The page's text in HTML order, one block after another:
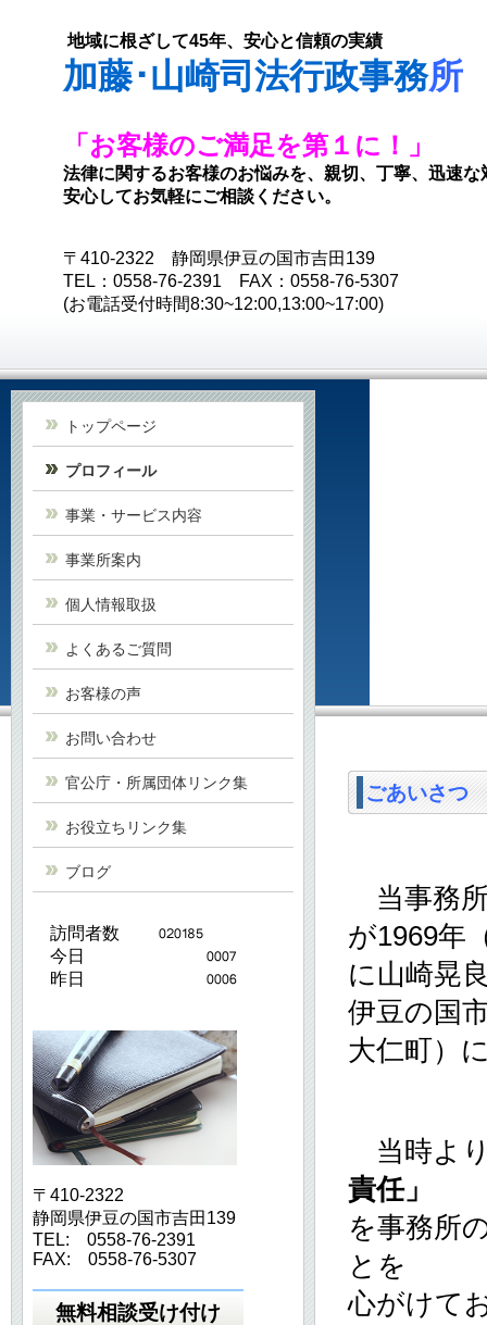
地域に根ざして45年、安心と信頼の実績
加藤･山崎司法行政事務所
「お客様のご満足を第１に！」
法律に関するお客様のお悩みを、親切、丁寧、迅速
安心してお気軽にご相談ください。
〒410-2322 静岡県伊豆の国市吉田139
TEL：0558-76-2391 FAX：0558-76-5307
(お電話受付時間8:30~12:00,13:00~17:00)
トップページ
プロフィール
事業・サービス内容
事業所案内
個人情報取扱
よくあるご質問
お客様の声
お問い合わせ
官公庁・所属団体リンク集
お役立ちリンク集
ブログ
訪問者数
今日
昨日
〒410-2322
静岡県伊豆の国市吉田139
TEL: 0558-76-2391
FAX: 0558-76-5307
無料相談受け付け
ごあいさつ
当事務
が1969年
に山崎晃
伊豆の国
大仁町）
当時よ
責任」
を事務所
とを
心がけて